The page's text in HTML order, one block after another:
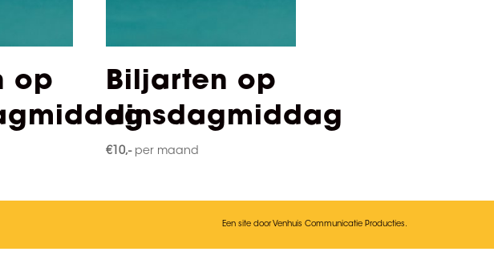
op
Biljarten op
dinsdagmiddag
€ 10,-per maand
Een site door Venhuis Communicatie Producties.